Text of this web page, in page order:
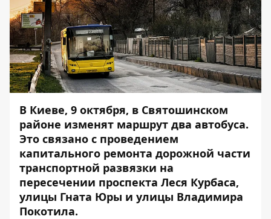
В Киеве, 9 октября, в Святошинском
районе изменят маршрут два автобуса.
Это связано с проведением
капитального ремонта дорожной части
транспортной развязки на
пересечении проспекта Леся Курбаса,
улицы Гната Юры и улицы Владимира
Покотила.